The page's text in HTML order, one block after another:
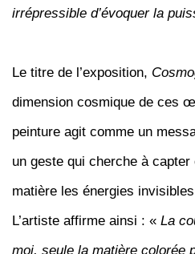
irrépressible d’évoquer la
Le titre de l’exposition,
dimension cosmique de ces
peinture agit comme un
un geste qui cherche à
matière les énergies
L’artiste affirme ainsi : « La
moi, seule la matière colorée